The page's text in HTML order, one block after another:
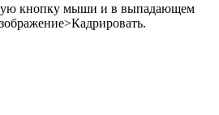
кнопку мыши и в выпадающем